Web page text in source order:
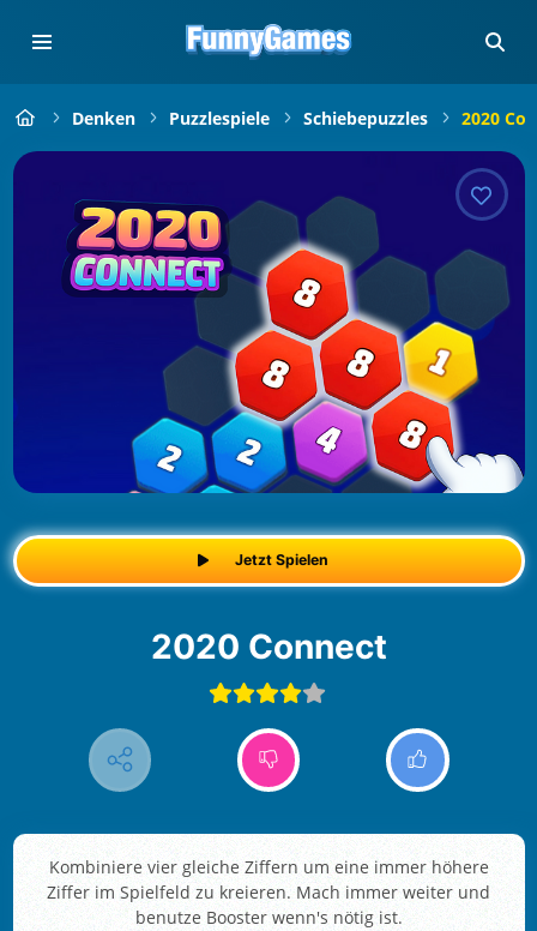
Denken Puzzlespiele Schiebepuzzles 2020
Jetzt Spielen
2020 Connect
Kombiniere vier gleiche Ziffern um eine immer höhere
Ziffer im Spielfeld zu kreieren. Mach immer weiter und
benutze Booster wenn's nötig ist.